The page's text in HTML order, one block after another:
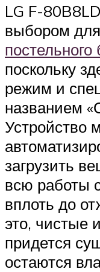
LG F-
выбором для
постельного
поскольку
режим и
названием
Устройство
загрузить
всю работы
вплоть до
это, чистые
придется
остаются